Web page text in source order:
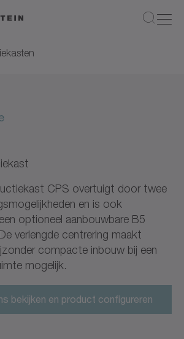
CPS overtuigt door twee
en is ook
optioneel aanbouwbare B5
verlengde centrering maakt
compacte inbouw bij een
mogelijk.
bekijken en product configureren